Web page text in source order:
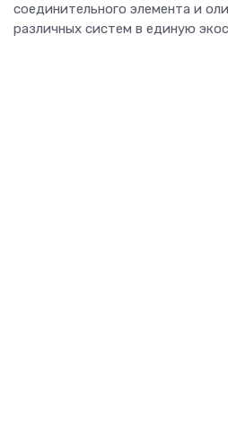
соединительного элемента и
различных систем в единую